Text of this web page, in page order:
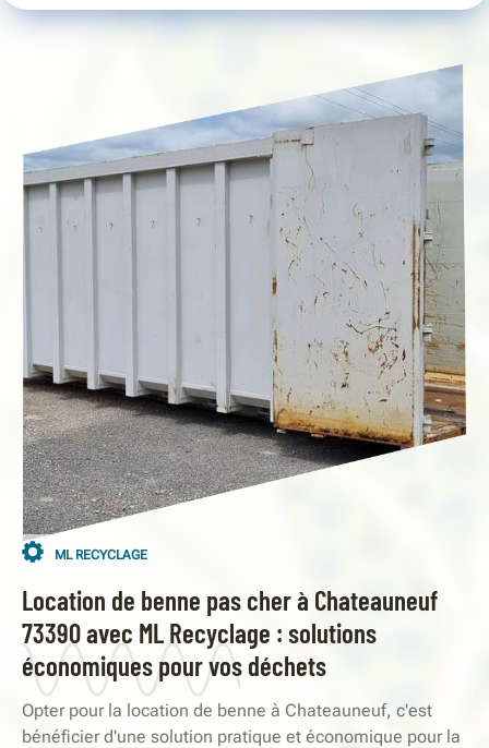
ML RECYCLAGE
Location de benne pas cher à Chateauneuf
73390 avec ML Recyclage : solutions
économiques pour vos déchets
Opter pour la location de benne à Chateauneuf, c'est
bénéficier d'une solution pratique et économique pour la